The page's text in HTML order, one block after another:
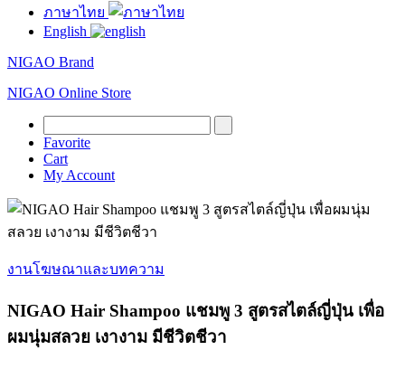
ภาษาไทย
English
NIGAO Brand
NIGAO Online Store
Favorite
Cart
My Account
งานโฆษณาและบทความ
NIGAO Hair Shampoo แชมพู 3 สูตรสไตล์ญี่ปุ่น เพื่อ
ผมนุ่มสลวย เงางาม มีชีวิตชีวา